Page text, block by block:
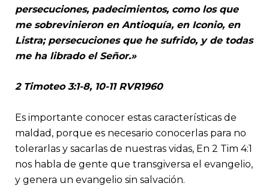
persecuciones, padecimientos, como los que
me sobrevinieron en Antioquía, en Iconio, en
Listra; persecuciones que he sufrido, y de todas
me ha librado el Señor.»
2 Timoteo 3:1-8, 10-11 RVR1960
Es importante conocer estas características de
maldad, porque es necesario conocerlas para no
tolerarlas y sacarlas de nuestras vidas, En 2 Tim 4:1
nos habla de gente que transgiversa el evangelio,
y genera un evangelio sin salvación.